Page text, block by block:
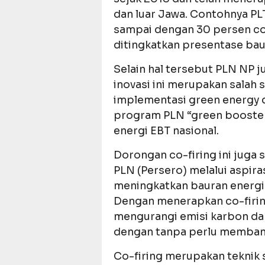
dan luar Jawa. Contohnya
sampai dengan 30 persen
ditingkatkan presentase
Selain hal tersebut PLN NP
inovasi ini merupakan salah
implementasi green energy
program PLN “green
energi EBT nasional.
Dorongan co-firing ini juga
PLN (Persero) melalui
meningkatkan bauran
Dengan menerapkan co-
mengurangi emisi karbon
dengan tanpa perlu
Co-firing merupakan teknik